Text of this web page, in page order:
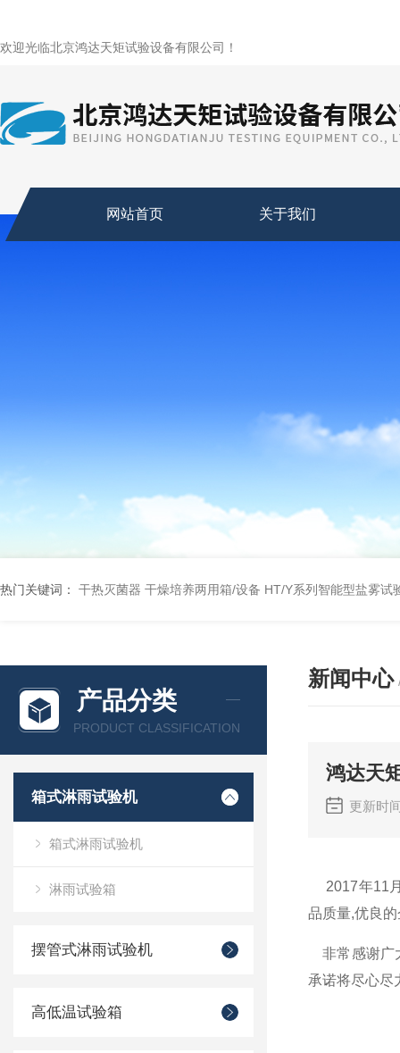
欢迎光临北京鸿达天矩试验设备有限公司！
网站首页 关于我们
热门关键词： 干热灭菌器 干燥培养两用箱/设备 HT/Y系列智能型盐雾试
产品分类
PRODUCT CLASSIFICATION
箱式淋雨试验机
箱式淋雨试验机
淋雨试验箱
摆管式淋雨试验机
高低温试验箱
新闻中心
鸿达天
更新时
2017年11月
品质量,优良
非常感谢广
承诺将尽心尽